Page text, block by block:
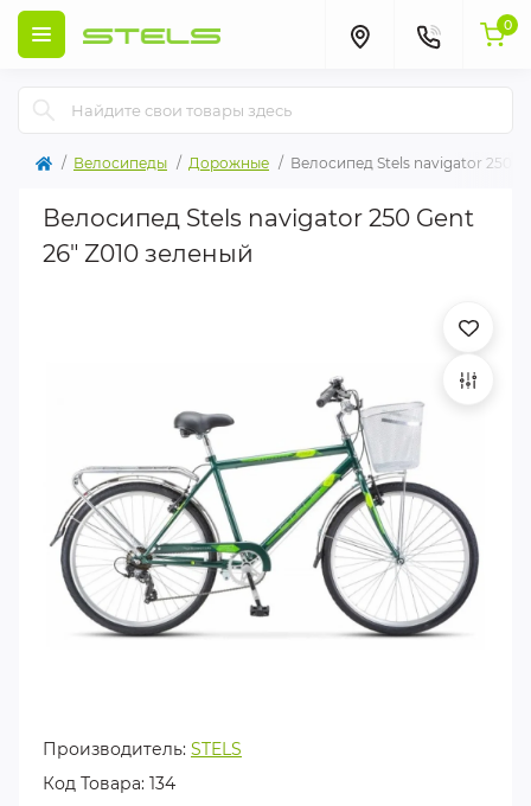
0
Велосипеды Дорожные Велосипед Stels navigator 250
Велосипед Stels navigator 250 Gent
26" Z010 зеленый
Производитель: STELS
Код Товара: 134